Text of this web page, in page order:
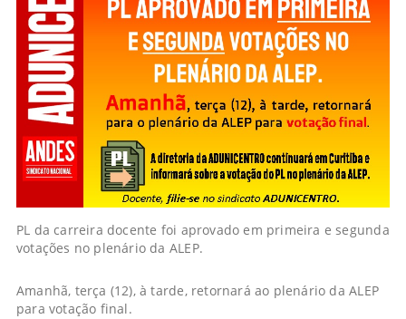
PL da carreira docente foi aprovado em primeira e segunda
votações no plenário da ALEP.
Amanhã, terça (12), à tarde, retornará ao plenário da ALEP
para votação final.